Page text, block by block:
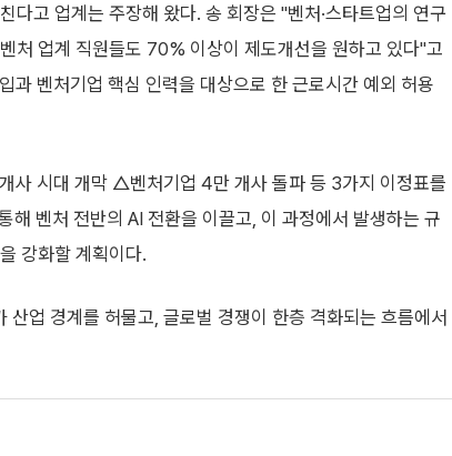
고 업계는 주장해 왔다. 송 회장은 "벤처·스타트업의 연구
처 업계 직원들도 70% 이상이 제도개선을 원하고 있다"고
과 벤처기업 핵심 인력을 대상으로 한 근로시간 예외 허용
시대 개막 △벤처기업 4만 개사 돌파 등 3가지 이정표를
해 벤처 전반의 AI 전환을 이끌고, 이 과정에서 발생하는 규
강화할 계획이다.
업 경계를 허물고, 글로벌 경쟁이 한층 격화되는 흐름에서